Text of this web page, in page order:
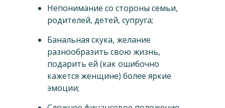
Непонимание со стороны семьи,
родителей, детей, супруга;
Банальная скука, желание
разнообразить свою жизнь,
подарить ей (как ошибочно
кажется женщине) более яркие
эмоции;